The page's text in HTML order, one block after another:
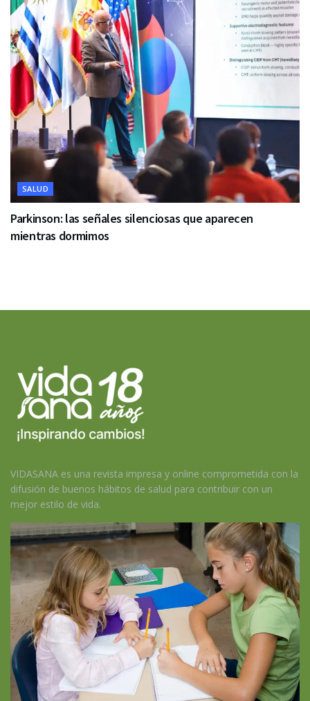
SALUD
Parkinson: las señales silenciosas que aparecen
mientras dormimos
VIDASANA es una revista impresa y online comprometida con la
difusión de buenos hábitos de salud para contribuir con un
mejor estilo de vida.